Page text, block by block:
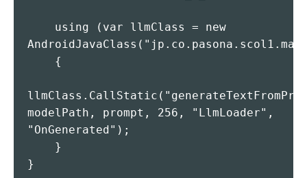
modelPath, prompt, 256, "LlmLoader",
"OnGenerated");
}